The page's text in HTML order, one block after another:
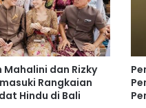
Mahalini dan Rizky
Rangkaian
Hindu di Bali